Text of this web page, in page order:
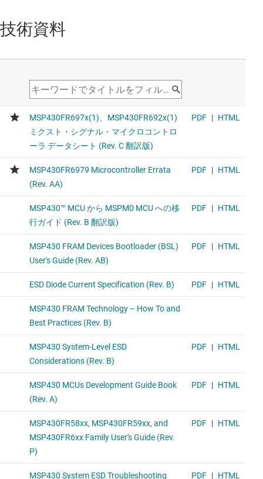
技術資料